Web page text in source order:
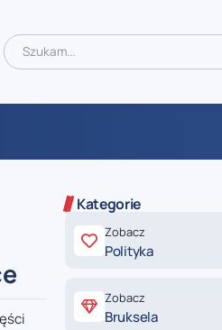
Kategorie
Zobacz
Polityka
Zobacz
Bruksela